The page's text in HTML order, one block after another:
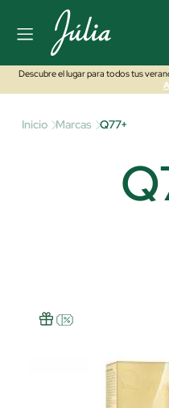
Descubre el lugar para todos tus
Inicio Marcas Q77+